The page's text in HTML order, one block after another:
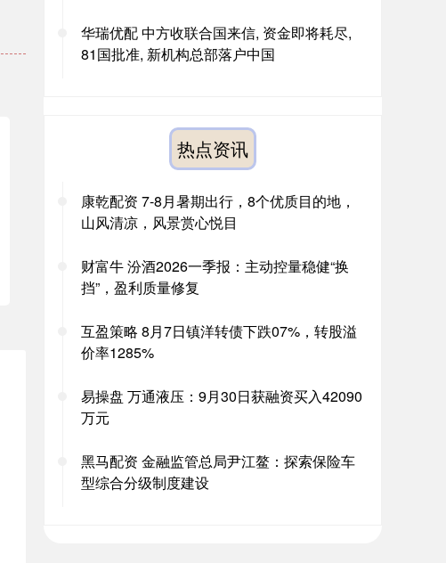
华瑞优配 中方收联合国来信, 资金即将耗尽,
81国批准, 新机构总部落户中国
热点资讯
康乾配资 7-8月暑期出行，8个优质目的地，
山风清凉，风景赏心悦目
财富牛 汾酒2026一季报：主动控量稳健“换
挡”，盈利质量修复
互盈策略 8月7日镇洋转债下跌07%，转股溢
价率1285%
易操盘 万通液压：9月30日获融资买入42090
万元
黑马配资 金融监管总局尹江鳌：探索保险车
型综合分级制度建设